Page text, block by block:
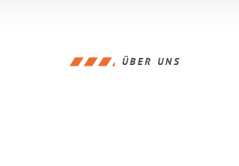
ÜBER UNS